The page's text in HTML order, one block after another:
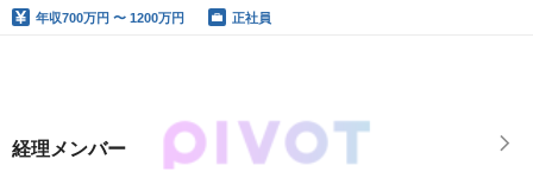
年収700万円 〜 1200万円 正社員
経理メンバー